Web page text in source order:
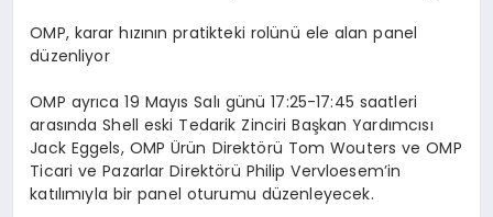
OMP, karar hızının pratikteki rolünü ele alan panel
düzenliyor
OMP ayrıca19 Mayıs Salı günü17:25-17:45 saatleri
arasında Shell eski Tedarik Zinciri Başkan Yardımcısı
Jack Eggels, OMPÜrün Direktörü Tom Woutersve OMP
Ticari ve Pazarlar Direktörü Philip Vervloesem’in
katılımıyla bir panel oturumu düzenleyecek.